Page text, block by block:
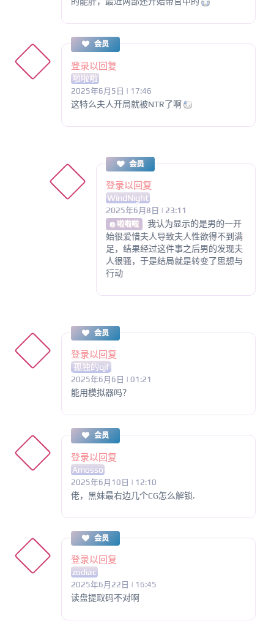
会员
登录以回复
啦啦啦
2025年6月5日 | 17:46
这特么夫人开局就被NTR了啊
会员
登录以回复
WindNight
2025年6月8日 | 23:11
@ 啦啦啦
我认为显示的是男的一开
始很爱惜夫人导致夫人性欲得不到满
足，结果经过这件事之后男的发现夫
人很骚，于是结局就是转变了思想与
行动
会员
登录以回复
孤独的qjf
2025年6月6日 | 01:21
能用模拟器吗？
会员
登录以回复
Amosso
2025年6月10日 | 12:10
佬，黑妹最右边几个CG怎么解锁.
会员
登录以回复
zodiac
2025年6月22日 | 16:45
读盘提取码不对啊